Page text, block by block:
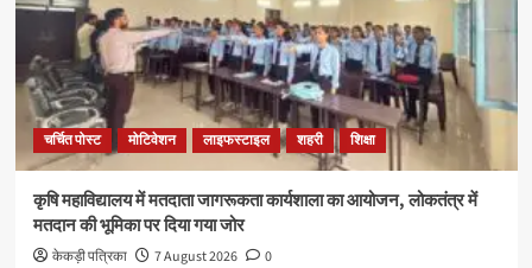
चर्चित पोस्ट मोटिवेशन लाइफस्टाइल शहरी शिक्षा
कृषि महाविद्यालय में मतदाता जागरूकता कार्यशाला का आयोजन, लोकतंत्र में
मतदान की भूमिका पर दिया गया जोर
केकड़ी पत्रिका 7 August 2026 0